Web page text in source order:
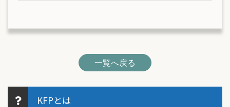
一覧へ戻る
KFPとは